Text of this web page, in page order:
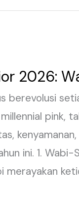
2026:
berevolusi
pink,
ini. 1.
merayakan